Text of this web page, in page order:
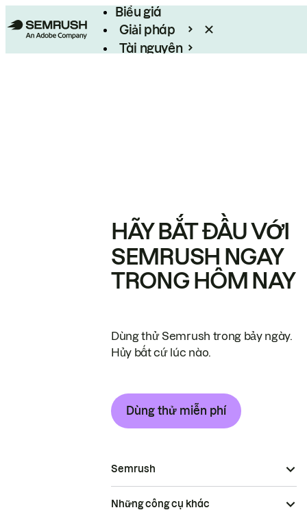
Biểu giá
Giải pháp
Tài nguyên
HÃY BẮT ĐẦU VỚI
SEMRUSH NGAY
TRONG HÔM NAY
Dùng thử Semrush trong bảy ngày.
Hủy bất cứ lúc nào.
Dùng thử miễn phí
Semrush
Những công cụ khác